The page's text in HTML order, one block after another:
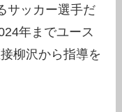
サッカー選手だ
年までユース
柳沢から指導を